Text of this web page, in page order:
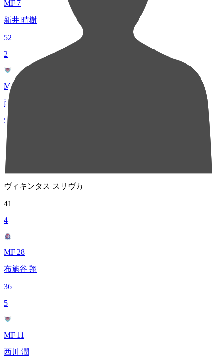
MF 7
新井 晴樹
52
2
MF 16
西澤 健太
51
3
MF 77
ヴィキンタス スリヴカ
41
4
MF 28
布施谷 翔
36
5
MF 11
西川 潤